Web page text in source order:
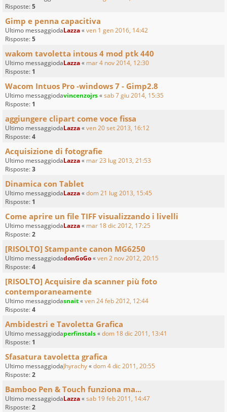
Risposte:5
Gimp e penna capacitiva
Ultimo messaggiodaLazza«ven 1 gen 2016, 14:42
Risposte:5
wakom tavoletta intous 4 mod ptk 440
Ultimo messaggiodaLazza« mar 4 nov 2014, 12:30
Risposte: 1
Wacom Intuos Pro -windows 7 - Gimp2.8
Ultimo messaggiodavincenzojrs«sab 7 giu 2014, 15:35
Risposte: 1
aggiungere clipart come voce fissa
Ultimo messaggiodaLazza«ven 20 set 2013, 16:12
Risposte:4
Acquisizione di fotografie
Ultimo messaggiodaLazza« mar 23 lug 2013, 21:53
Risposte:3
Dinamica con Tablet
Ultimo messaggiodaLazza«dom 21 lug 2013, 15:45
Risposte: 1
Come aprire un file TIFF visualizzando i livelli
Ultimo messaggiodaLazza« mar 18 dic 2012, 17:25
Risposte:2
[RISOLTO] Stampante canon MG6250
Ultimo messaggiodadonGoGo«ven 2 nov 2012, 20:15
Risposte:4
[RISOLTO] Acquisire da scanner più foto
contemporaneamente
Ultimo messaggiodasnait«ven 24 feb 2012, 12:44
Risposte:4
Ambidestri e Tavoletta Grafica
Ultimo messaggiodaperfinstals«dom 18 dic 2011, 13:41
Risposte: 1
Sfasatura tavoletta grafica
Ultimo messaggiodaJhyrachy«dom 4 dic 2011, 20:55
Risposte:2
Bamboo Pen & Touch funziona ma...
Ultimo messaggiodaLazza«sab 19 feb 2011, 14:47
Risposte:2